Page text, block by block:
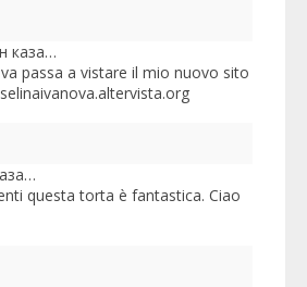
каза…
passa a vistare il mio nuovo sito
questa torta è fantastica. Ciao